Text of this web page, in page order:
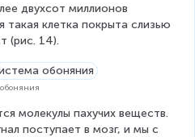
двухсот миллионов
такая клетка покрыта слизью
(рис. 14).
молекулы пахучих веществ.
поступает в мозг, и мы с